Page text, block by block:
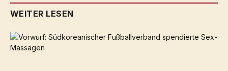
WEITER LESEN